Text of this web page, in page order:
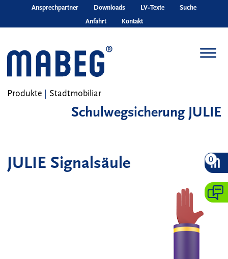
Skip to main content
Ansprechpartner Downloads LV‑Texte
Suche
Anfahrt
Kontakt
Produkte| Stadtmobiliar
Schulwegsicherung JULIE
JULIE Signalsäule 0